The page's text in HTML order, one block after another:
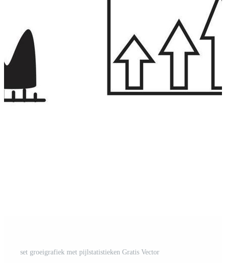
set groeigrafiek met pijlstatistieken Gratis Vector